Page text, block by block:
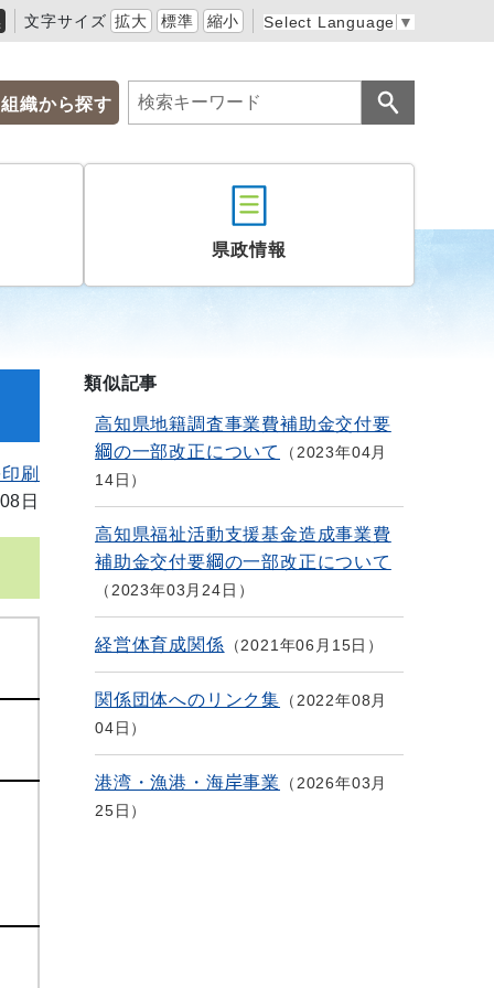
文字サイズ 拡大 標準 縮小 Select Language ▼
組織から探す
県政情報
刷
日
類似記事
高知県地籍調査事業費補助金交付要
綱の一部改正について
2023年04月
14日
高知県福祉活動支援基金造成事業費
補助金交付要綱の一部改正について
2023年03月24日
経営体育成関係 2021年06月15日
関係団体へのリンク集
2022年08月
04日
港湾・漁港・海岸事業
2026年03月
25日